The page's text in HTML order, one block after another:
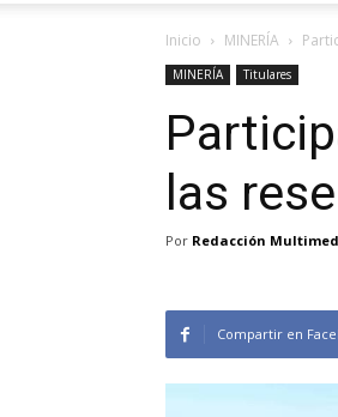
Inicio MINERÍA
MINERÍA Titulares
las
Por Redacción
Compartir en